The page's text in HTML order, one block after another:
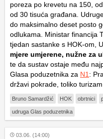
poreza po krevetu na 150,
od 30 tisuća građana.
do maksimalno deset posto
odlukama. Ministar financija
tjedan sastanke s HOK-om,
mjere umjerene, nužne za
te da sustav ostaje među
Glasa poduzetnika za N1 :
državi pokrade, toliko
Bruno Samardžić HOK obrtnici
udruga Glas poduzetnika
03.06. (14:00)